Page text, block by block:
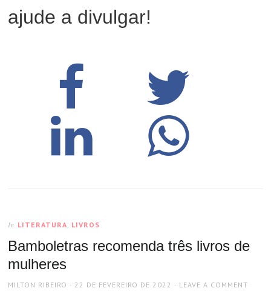
ajude a divulgar!
In LITERATURA, LIVROS
Bamboletras recomenda três livros de
mulheres
AUTHOR
MILTON RIBEIRO
POSTED
22 DE FEVEREIRO DE 2022 LEAVE A COMMENT